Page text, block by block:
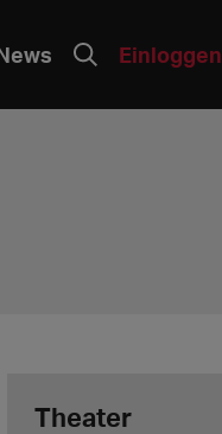
Einloggen
Theater